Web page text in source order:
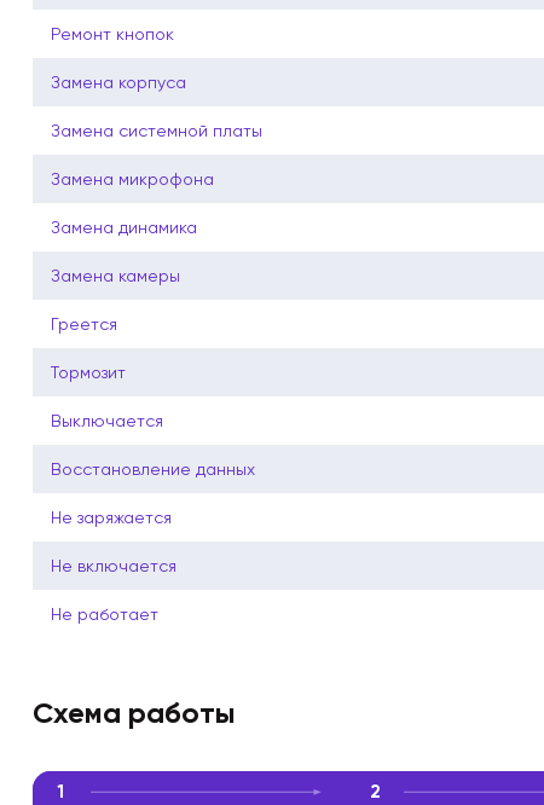
Ремонт кнопок
Замена корпуса
Замена системной платы
Замена микрофона
Замена динамика
Замена камеры
Греется
Тормозит
Выключается
Восстановление данных
Не заряжается
Не включается
Не работает
Схема работы
1 2